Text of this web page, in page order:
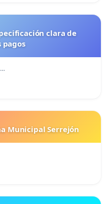
clara de
Municipal Serrejón